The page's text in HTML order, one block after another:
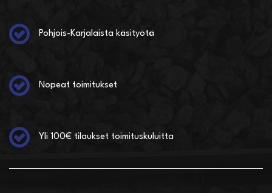
Pohjois-Karjalaista käsityötä
Nopeat toimitukset
Yli 100€ tilaukset toimituskuluitta